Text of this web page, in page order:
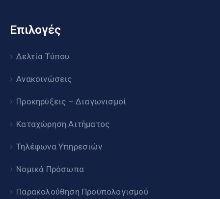
Επιλογές
Δελτία Τύπου
Ανακοινώσεις
Προκηρύξεις – Διαγωνισμοί
Καταχώρηση Αιτήματος
Τηλέφωνα Υπηρεσιών
Νομικά Πρόσωπα
Παρακολούθηση Προϋπολογισμού